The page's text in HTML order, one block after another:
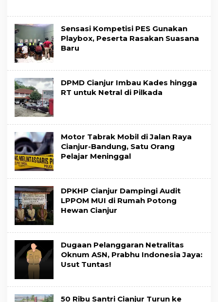
Sensasi Kompetisi PES Gunakan
Playbox, Peserta Rasakan Suasana
Baru
DPMD Cianjur Imbau Kades hingga
RT untuk Netral di Pilkada
Motor Tabrak Mobil di Jalan Raya
Cianjur-Bandung, Satu Orang
Pelajar Meninggal
DPKHP Cianjur Dampingi Audit
LPPOM MUI di Rumah Potong
Hewan Cianjur
Dugaan Pelanggaran Netralitas
Oknum ASN, Prabhu Indonesia Jaya:
Usut Tuntas!
50 Ribu Santri Cianjur Turun ke